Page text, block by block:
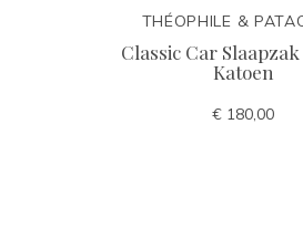
THÉOPHILE &
Classic Car
Katoen
€ 180,00